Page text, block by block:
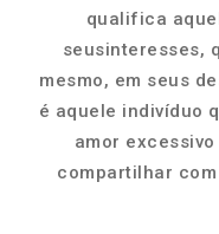
qualifica
seusinteresses,
mesmo, em seus
é aquele indivíduo
amor
compartilhar